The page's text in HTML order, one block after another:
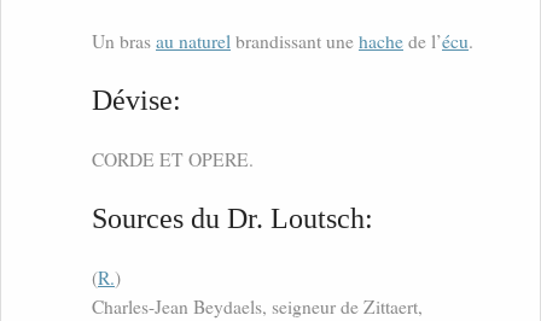
Un bras au naturel brandissant une hache de l’écu.
Dévise:
CORDE ET OPERE.
Sources du Dr. Loutsch:
(R.)
Charles-Jean Beydaels, seigneur de Zittaert,